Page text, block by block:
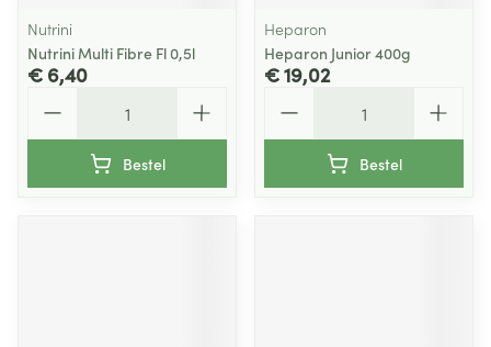
Nutrini
Nutrini Multi Fibre Fl 0,5l
€ 6,40
Bestel
Heparon
Heparon Junior 400g
€ 19,02
Bestel